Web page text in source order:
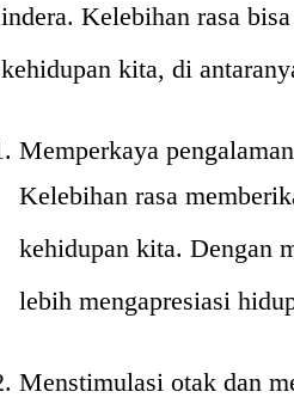
indera. Kelebihan rasa
kehidupan kita, di
Memperkaya
Kelebihan rasa
kehidupan kita. Dengan
lebih mengapresiasi
Menstimulasi otak dan